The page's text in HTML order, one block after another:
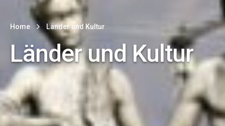
Home Länder und Kultur
Länder und Kultur